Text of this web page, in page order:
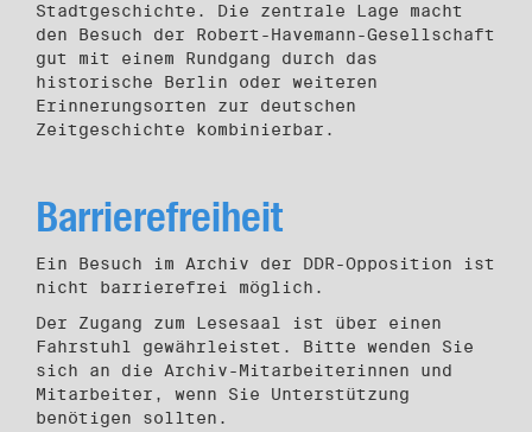
Stadtgeschichte. Die zentrale Lage macht
den Besuch der Robert-Havemann-Gesellschaft
gut mit einem Rundgang durch das
historische Berlin oder weiteren
Erinnerungsorten zur deutschen
Zeitgeschichte kombinierbar.
Barrierefreiheit
Ein Besuch im Archiv der DDR-Opposition ist
nicht barrierefrei möglich.
Der Zugang zum Lesesaal ist über einen
Fahrstuhl gewährleistet. Bitte wenden Sie
sich an die Archiv-Mitarbeiterinnen und
Mitarbeiter, wenn Sie Unterstützung
benötigen sollten.